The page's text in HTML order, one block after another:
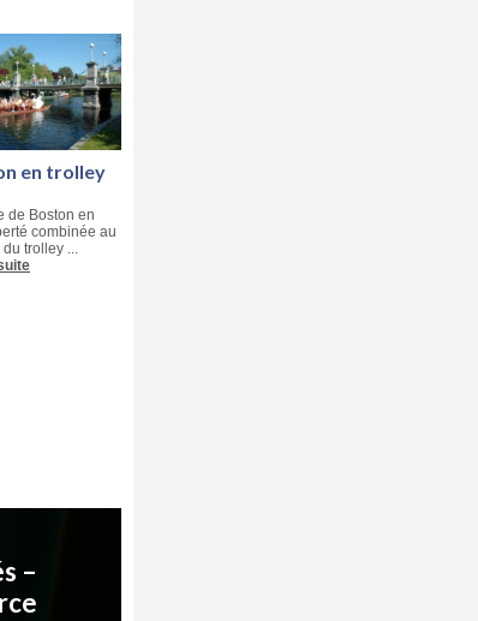
en trolley
de Boston en
combinée au
trolley ...
–